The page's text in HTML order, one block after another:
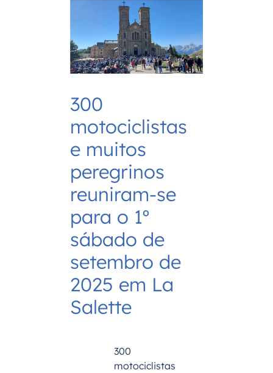
300
motociclistas
e muitos
peregrinos
reuniram-se
para o 1º
sábado de
setembro de
2025 em La
Salette
300
motociclistas